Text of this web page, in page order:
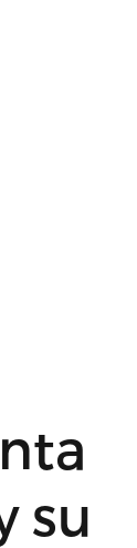
su